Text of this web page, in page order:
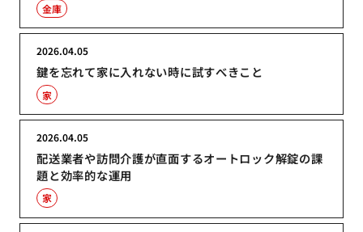
金庫
鍵を忘れて家に入れない時に試すべきこと
2026.04.05
家
配送業者や訪問介護が直面するオートロック解錠の課
題と効率的な運用
2026.04.05
家